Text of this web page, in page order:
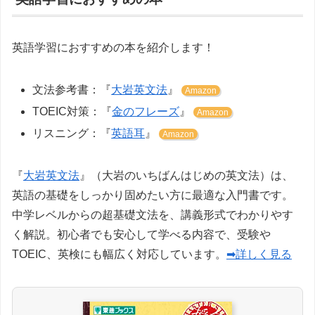
英語学習におすすめの本を紹介します！
文法参考書：『大岩英文法 』 Amazon
TOEIC対策：『金のフレーズ 』 Amazon
リスニング：『英語耳』 Amazon
『大岩英文法』（大岩のいちばんはじめの英文法）は、
英語の基礎をしっかり固めたい方に最適な入門書です。
中学レベルからの超基礎文法を、講義形式でわかりやす
く解説。初心者でも安心して学べる内容で、受験や
TOEIC、英検にも幅広く対応しています。 ➡詳しく見る